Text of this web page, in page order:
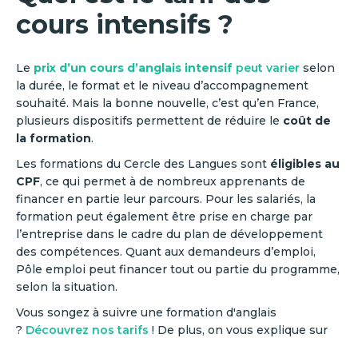
cours intensifs ?
Le prix d’un cours d’anglais intensif peut varier selon
la durée, le format et le niveau d’accompagnement
souhaité. Mais la bonne nouvelle, c’est qu’en France,
plusieurs dispositifs permettent de réduire le coût de
la formation.
Les formations du Cercle des Langues sont éligibles au
CPF, ce qui permet à de nombreux apprenants de
financer en partie leur parcours. Pour les salariés, la
formation peut également être prise en charge par
l’entreprise dans le cadre du plan de développement
des compétences. Quant aux demandeurs d’emploi,
Pôle emploi peut financer tout ou partie du programme,
selon la situation.
Vous songez à suivre une formation d'anglais
? Découvrez nos tarifs ! De plus, on vous explique sur